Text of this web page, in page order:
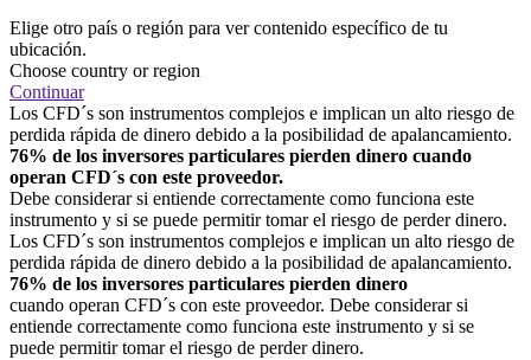
Elige otro país o región para ver contenido específico de tu
ubicación.
Choose country or region
Continuar
Los CFD´s son instrumentos complejos e implican un alto riesgo de
perdida rápida de dinero debido a la posibilidad de apalancamiento.
76% de los inversores particulares pierden dinero cuando
operan CFD´s con este proveedor.
Debe considerar si entiende correctamente como funciona este
instrumento y si se puede permitir tomar el riesgo de perder dinero.
Los CFD´s son instrumentos complejos e implican un alto riesgo de
perdida rápida de dinero debido a la posibilidad de apalancamiento.
76% de los inversores particulares pierden dinero
cuando operan CFD´s con este proveedor. Debe considerar si
entiende correctamente como funciona este instrumento y si se
puede permitir tomar el riesgo de perder dinero.